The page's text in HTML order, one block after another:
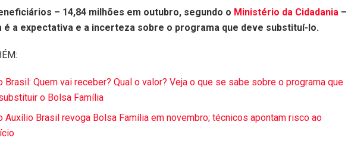
– 14,84 milhões em outubro, segundo o Ministério da Cidadania –
é a expectativa e a incerteza sobre o programa que deve substituí-lo.
Brasil: Quem vai receber? Qual o valor? Veja o que se sabe sobre o programa que
o Bolsa Família
Auxílio Brasil revoga Bolsa Família em novembro; técnicos apontam risco ao